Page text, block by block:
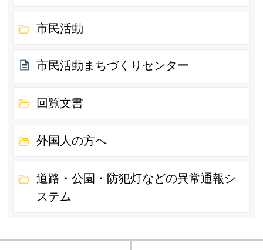
市民活動
市民活動まちづくりセンター
回覧文書
外国人の方へ
道路・公園・防犯灯などの異常通報シ
ステム